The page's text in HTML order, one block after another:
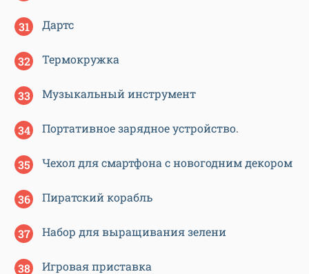
Дартс
Термокружка
Музыкальный инструмент
Портативное зарядное устройство.
Чехол для смартфона с новогодним декором
Пиратский корабль
Набор для выращивания зелени
Игровая приставка